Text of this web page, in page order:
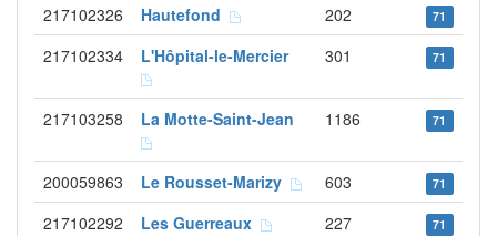
217102326 Hautefond 202 71
217102334 L'Hôpital-le-Mercier 301 71
217103258 La Motte-Saint-Jean 1186 71
200059863 Le Rousset-Marizy 603 71
217102292 Les Guerreaux 227 71